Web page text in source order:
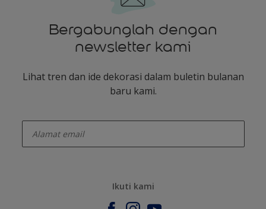
Bergabunglah dengan
newsletter kami
Lihat tren dan ide dekorasi dalam buletin bulanan
baru kami.
Ikuti kami